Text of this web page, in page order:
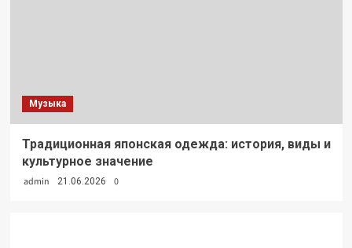
Музыка
Традиционная японская одежда: история, виды и
культурное значение
admin 21.06.2026 0